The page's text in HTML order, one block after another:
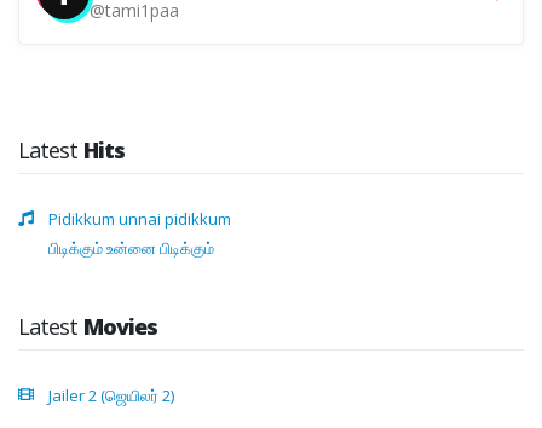
@tami1paa
Latest Hits
Pidikkum unnai pidikkum
பிடிக்கும் உன்னை பிடிக்கும்
Latest Movies
Jailer 2 (ஜெயிலர் 2)